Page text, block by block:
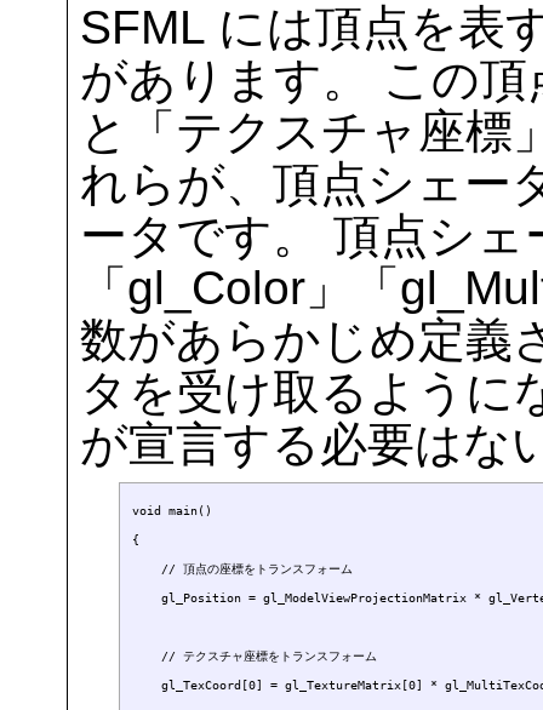
SFML には頂点を表
があります。 この
と「テクスチャ座標
れらが、頂点シェー
ータです。 頂点シ
「gl_Color」「
数があらかじめ定義
タを受け取るように
が宣言する必要はな
void main()
{
    // 頂点の座標をトランスフォーム
gl_Position = gl_ModelViewProjectionMatrix *
    // テクスチャ座標をトランスフォーム
gl_TexCoord[0] = gl_TextureMatrix[0] *